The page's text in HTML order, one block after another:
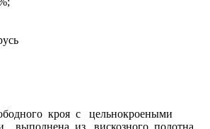
кроя с цельнокроеными